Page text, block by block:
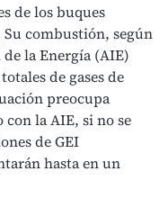
de los buques
combustión, según
la Energía (AIE)
de gases de
preocupa
con la AIE, si no se
de GEI
hasta en un